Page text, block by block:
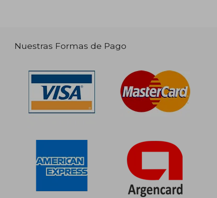
Nuestras Formas de Pago